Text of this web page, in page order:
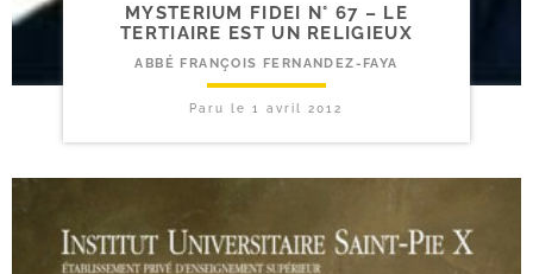
MYSTERIUM FIDEI N° 67 – LE
TERTIAIRE EST UN RELIGIEUX
ABBÉ FRANÇOIS FERNANDEZ-FAYA
Paru le1 avril 2012